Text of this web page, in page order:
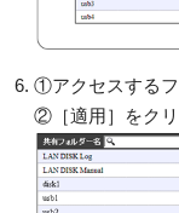
①アクセスする
②［適用］をク